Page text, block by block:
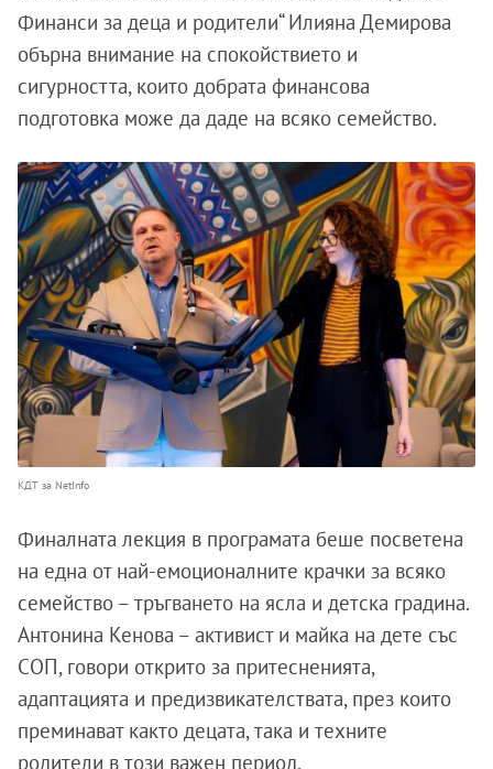
Финанси за деца и родители“ Илияна Демирова
обърна внимание на спокойствието и
сигурността, които добрата финансова
подготовка може да даде на всяко семейство.
КДТ за NetInfo
Финалната лекция в програмата беше посветена
на една от най-емоционалните крачки за всяко
семейство – тръгването на ясла и детска градина.
Антонина Кенова – активист и майка на дете със
СОП, говори открито за притесненията,
адаптацията и предизвикателствата, през които
преминават както децата, така и техните
родители в този важен период.